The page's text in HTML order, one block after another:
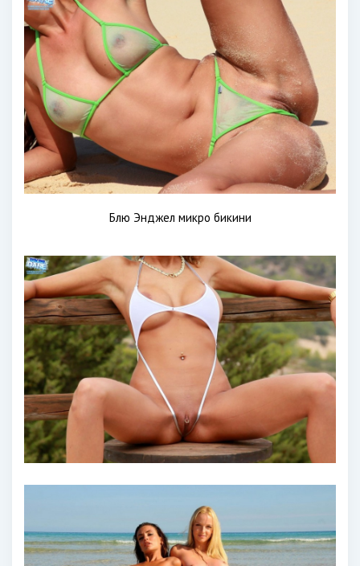
Блю Энджел микро бикини